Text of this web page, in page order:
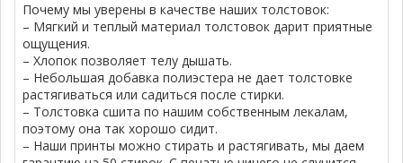
Почему мы уверены в качестве наших толстовок:
– Мягкий и теплый материал толстовок дарит приятные
ощущения.
– Хлопок позволяет телу дышать.
– Небольшая добавка полиэстера не дает толстовке
растягиваться или садиться после стирки.
– Толстовка сшита по нашим собственным лекалам,
поэтому она так хорошо сидит.
– Наши принты можно стирать и растягивать, мы даем